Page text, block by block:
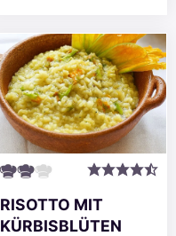
RISOTTO MIT
KÜRBISBLÜTEN